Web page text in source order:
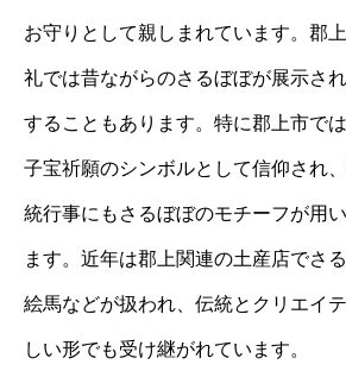
お守りとして親しまれています。郡
礼では昔ながらのさるぼぼが展示さ
することもあります。特に郡上市で
子宝祈願のシンボルとして信仰され
統行事にもさるぼぼのモチーフが用
ます。近年は郡上関連の土産店でさ
絵馬などが扱われ、伝統とクリエイ
しい形でも受け継がれています。